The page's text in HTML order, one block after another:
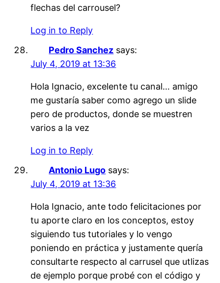
flechas del carrousel?
Log in to Reply
Pedro Sanchez says:
July 4, 2019 at 13:36
Hola Ignacio, excelente tu canal… amigo
me gustaría saber como agrego un slide
pero de productos, donde se muestren
varios a la vez
Log in to Reply
Antonio Lugo says:
July 4, 2019 at 13:36
Hola Ignacio, ante todo felicitaciones por
tu aporte claro en los conceptos, estoy
siguiendo tus tutoriales y lo vengo
poniendo en práctica y justamente quería
consultarte respecto al carrusel que utlizas
de ejemplo porque probé con el código y